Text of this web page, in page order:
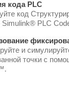
кода PLC
код
PLC
и
точки с